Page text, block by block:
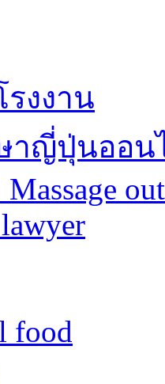
รงงาน
าญี่ปุ่นออน
food